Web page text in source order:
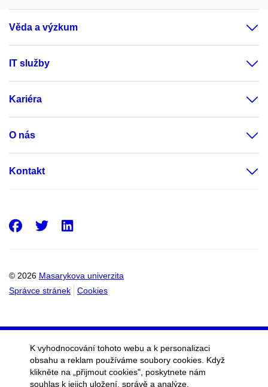
Věda a výzkum
IT služby
Kariéra
O nás
Kontakt
© 2026 Masarykova univerzita
Správce stránek
Cookies
Facebook
Twitter
K vyhodnocování tohoto webu a k personalizaci
obsahu a reklam používáme soubory cookies. Když
klikněte na „přijmout cookies", poskytnete nám
souhlas k jejich uložení, správě a analýze.